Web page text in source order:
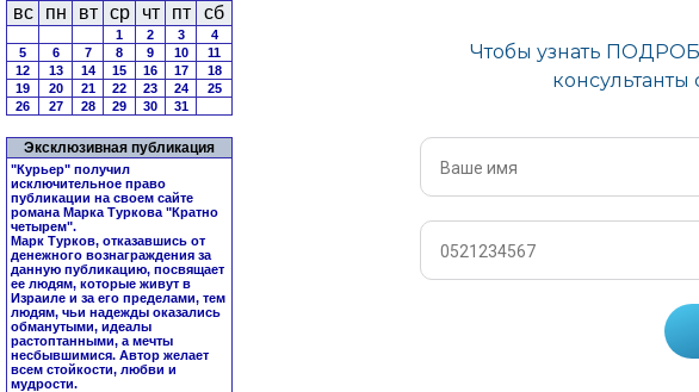
вс пн вт ср чт пт сб
1 2 3
4
5
6 7 8 9 10
11
12
13 14 15 16 17
18
19
20 21 22 23 24
25
26
27 28 29 30 31
Эксклюзивная публикация
"Курьер" получил
исключительное право
публикации на своем сайте
романа Марка Туркова "Кратно
четырем".
Марк Турков, отказавшись от
денежного вознаграждения за
данную публикацию, посвящает
ее людям, которые живут в
Израиле и за его пределами, тем
людям, чьи надежды оказались
обманутыми, идеалы
растоптанными, а мечты
несбывшимися. Автор желает
всем стойкости, любви и
мудрости.